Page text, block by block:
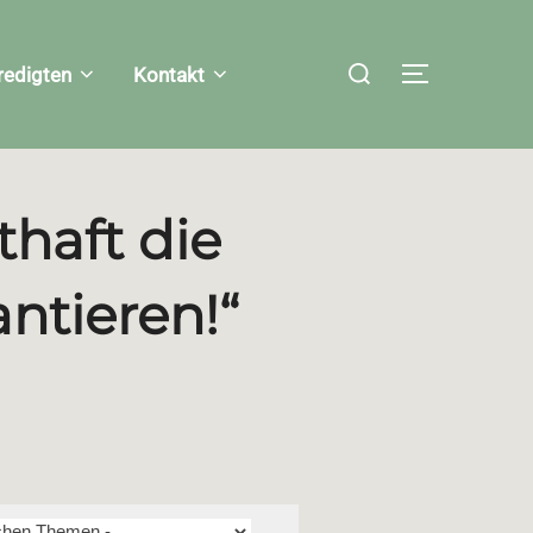
Kontakt
Suchen
die